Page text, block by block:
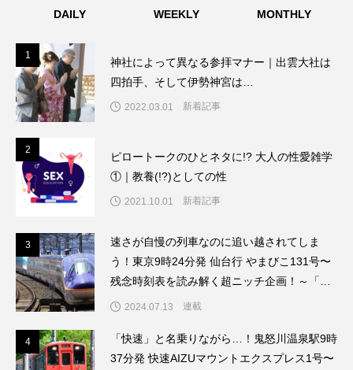
DAILY WEEKLY MONTHLY
1
神社によって異なる参拝マナー｜出雲大社は
四拍手、そして伊勢神宮は…
2022.03.01 新着記事
2
ピロートークのひとネタに!? 大人の性愛雑学
①｜教養(!?)としての性
2021.10.01 新着記事
3
速さが自慢の列車なのに追い越されてしま
う！東京9時24分発 仙台行 やまびこ131号〜
残念時刻表を読み解く超ニッチ企画！～「渡
辺雅史の残念な鉄道時刻表」第8回
2024.07.13 連載
4
「快速」と名乗りながら…！鬼怒川温泉駅9時
37分発 快速AIZUマウントエクスプレス1号〜